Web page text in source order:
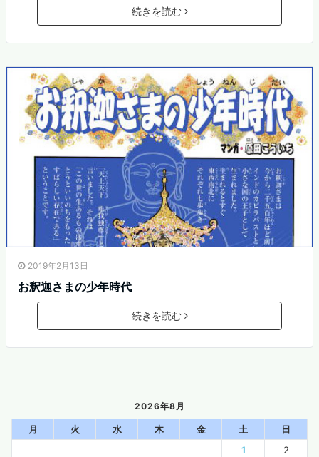
続きを読む
2019年2月13日
お釈迦さまの少年時代
続きを読む
2026年8月
月 火 水 木 金 土
日
1
2